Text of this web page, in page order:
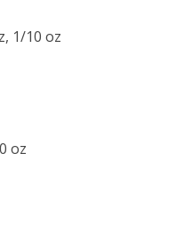
1/10 oz
oz